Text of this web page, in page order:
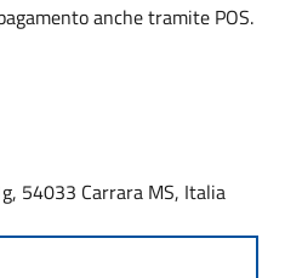
anche tramite POS.
54033 Carrara MS, Italia